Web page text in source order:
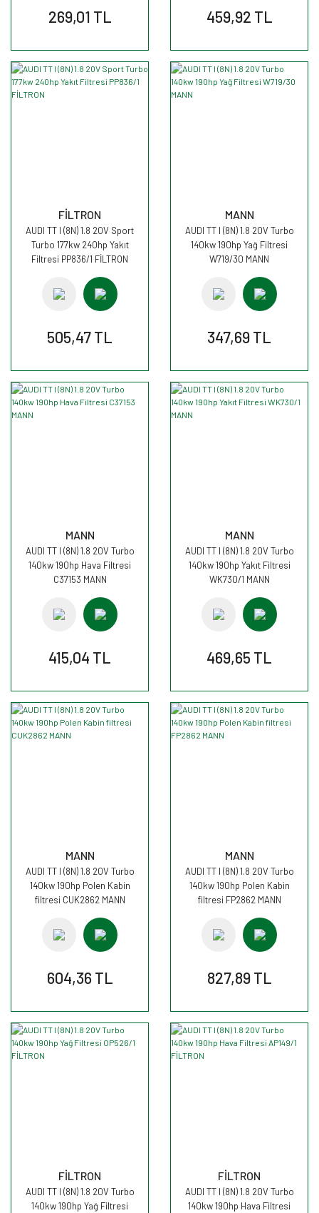
269,01 TL 459,92 TL
FİLTRON
AUDI TT I (8N) 1.8 20V Sport
Turbo 177kw 240hp Yakıt
Filtresi PP836/1 FİLTRON
505,47 TL
MANN
AUDI TT I (8N) 1.8 20V Turbo
140kw 190hp Yağ Filtresi
W719/30 MANN
347,69 TL
MANN
AUDI TT I (8N) 1.8 20V Turbo
140kw 190hp Hava Filtresi
C37153 MANN
415,04 TL
MANN
AUDI TT I (8N) 1.8 20V Turbo
140kw 190hp Yakıt Filtresi
WK730/1 MANN
469,65 TL
MANN
AUDI TT I (8N) 1.8 20V Turbo
140kw 190hp Polen Kabin
filtresi CUK2862 MANN
604,36 TL
MANN
AUDI TT I (8N) 1.8 20V Turbo
140kw 190hp Polen Kabin
filtresi FP2862 MANN
827,89 TL
FİLTRON
AUDI TT I (8N) 1.8 20V Turbo
140kw 190hp Yağ Filtresi
FİLTRON
AUDI TT I (8N) 1.8 20V Turbo
140kw 190hp Hava Filtresi